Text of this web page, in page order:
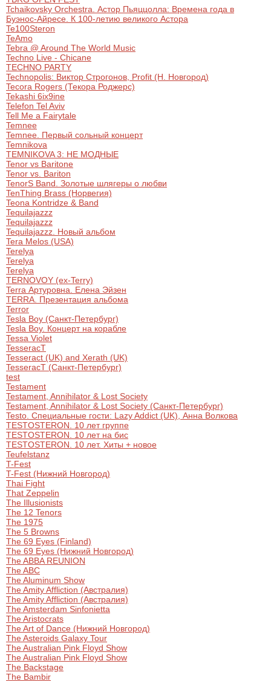
Tchaikovsky Orchestra. Астор Пьяццолла: Времена года в
Буэнос-Айресе. К 100-летию великого Астора
Te100Steron
TeAmo
Tebra @ Around The World Music
Techno Live - Chicane
TECHNO PARTY
Technopolis: Виктор Строгонов, Profit (Н. Новгород)
Tecora Rogers (Текора Роджерс)
Tekashi 6ix9ine
Telefon Tel Aviv
Tell Me a Fairytale
Temnee
Temnee. Первый сольный концерт
Temnikova
TEMNIKOVA 3: НЕ МОДНЫЕ
Tenor vs Baritone
Tenor vs. Bariton
TenorS Band. Золотые шлягеры о любви
TenThing Brass (Норвегия)
Teona Kontridze & Band
Tequilajazzz
Tequilajazzz
Tequilajazzz. Новый альбом
Tera Melos (USA)
Terelya
Terelya
Terelya
TERNOVOY (ex-Terry)
Terra Артуровна. Елена Эйзен
TERRA. Презентация альбома
Terror
Tesla Boy (Санкт-Петербург)
Tesla Boy. Концерт на корабле
Tessa Violet
TesseracT
Tesseract (UK) and Xerath (UK)
TesseracT (Санкт-Петербург)
test
Testament
Testament, Annihilator & Lost Society
Testament, Annihilator & Lost Society (Санкт-Петербург)
Testo. Специальные гости: Lazy Addict (UK), Анна Волкова
TESTOSTERON. 10 лет группе
TESTOSTERON. 10 лет на бис
TESTOSTERON. 10 лет. Хиты + новое
Teufelstanz
T-Fest
T-Fest (Нижний Новгород)
Thai Fight
That Zeppelin
The Illusionists
The 12 Tenors
The 1975
The 5 Browns
The 69 Eyes (Finland)
The 69 Eyes (Нижний Новгород)
The ABBA REUNION
The ABC
The Aluminum Show
The Amity Affliction (Австралия)
The Amity Affliction (Австралия)
The Amsterdam Sinfonietta
The Aristocrats
The Art of Dance (Нижний Новгород)
The Asteroids Galaxy Tour
The Australian Pink Floyd Show
The Australian Pink Floyd Show
The Backstage
The Bambir